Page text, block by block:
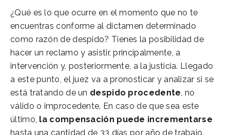
¿Qué es lo que ocurre en el momento que no te
encuentras conforme al dictamen determinado
como razón de despido? Tienes la posibilidad de
hacer un reclamo y asistir, principalmente, a
intervención y, posteriormente, a la justicia. Llegado
a este punto, el juez va a pronosticar y analizar si se
está tratando de un despido procedente, no
válido o improcedente. En caso de que sea este
último, la compensación puede incrementarse
hasta una cantidad de 33 días por año de trabajo.